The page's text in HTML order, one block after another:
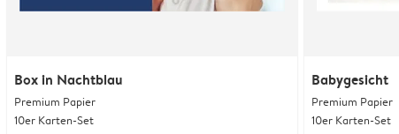
Box in Nachtblau
Premium Papier
10er Karten-Set
Babygesicht
Premium Papier
10er Karten-Set